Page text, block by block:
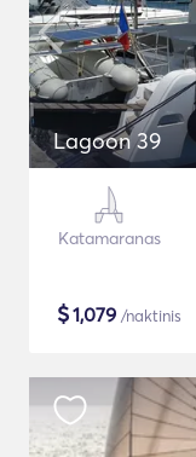
Lagoon 39
Katamaranas
$1,079 /naktinis